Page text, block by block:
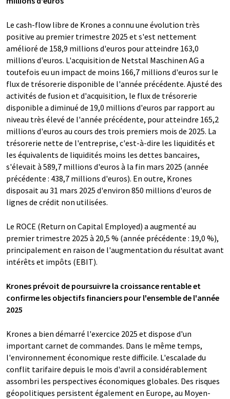
Le cash-flow libre de Krones a connu une évolution très
positive au premier trimestre 2025 et s'est nettement
amélioré de 158,9 millions d'euros pour atteindre 163,0
millions d'euros. L'acquisition de Netstal Maschinen AG a
toutefois eu un impact de moins 166,7 millions d'euros sur le
flux de trésorerie disponible de l'année précédente. Ajusté des
activités de fusion et d'acquisition, le flux de trésorerie
disponible a diminué de 19,0 millions d'euros par rapport au
niveau très élevé de l'année précédente, pour atteindre 165,2
millions d'euros au cours des trois premiers mois de 2025. La
trésorerie nette de l'entreprise, c'est-à-dire les liquidités et
les équivalents de liquidités moins les dettes bancaires,
s'élevait à 589,7 millions d'euros à la fin mars 2025 (année
précédente : 438,7 millions d'euros). En outre, Krones
disposait au 31 mars 2025 d'environ 850 millions d'euros de
lignes de crédit non utilisées.
Le ROCE (Return on Capital Employed) a augmenté au
premier trimestre 2025 à 20,5 % (année précédente : 19,0 %),
principalement en raison de l'augmentation du résultat avant
intérêts et impôts (EBIT).
Krones prévoit de poursuivre la croissance rentable et
confirme les objectifs financiers pour l'ensemble de l'année
2025
Krones a bien démarré l'exercice 2025 et dispose d'un
important carnet de commandes. Dans le même temps,
l'environnement économique reste difficile. L'escalade du
conflit tarifaire depuis le mois d'avril a considérablement
assombri les perspectives économiques globales. Des risques
géopolitiques persistent également en Europe, au Moyen-